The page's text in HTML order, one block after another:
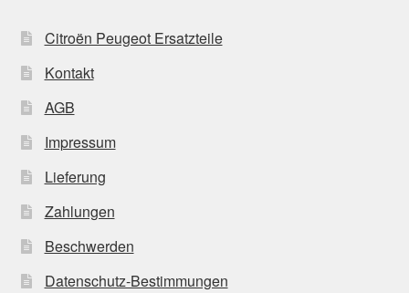
Citroën Peugeot Ersatzteile
Kontakt
AGB
Impressum
Lieferung
Zahlungen
Beschwerden
Datenschutz-Bestimmungen